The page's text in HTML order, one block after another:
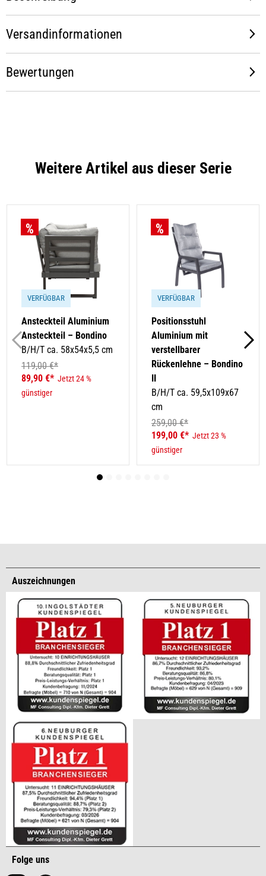
Versandinformationen
Bewertungen
Weitere Artikel aus dieser Serie
VERFÜGBAR
Ansteckteil Aluminium
Ansteckteil – Bondino
B/H/T ca. 58x54x5,5 cm
119,00 €*
89,90 €* Jetzt 24 %
günstiger
VERFÜGBAR
Positionsstuhl
Aluminium mit
verstellbarer
Rückenlehne – Bondino
B/H/T ca. 59,5x109x67
cm
259,00 €*
199,00 €* Jetzt 23 %
günstiger
Auszeichnungen
Folge uns